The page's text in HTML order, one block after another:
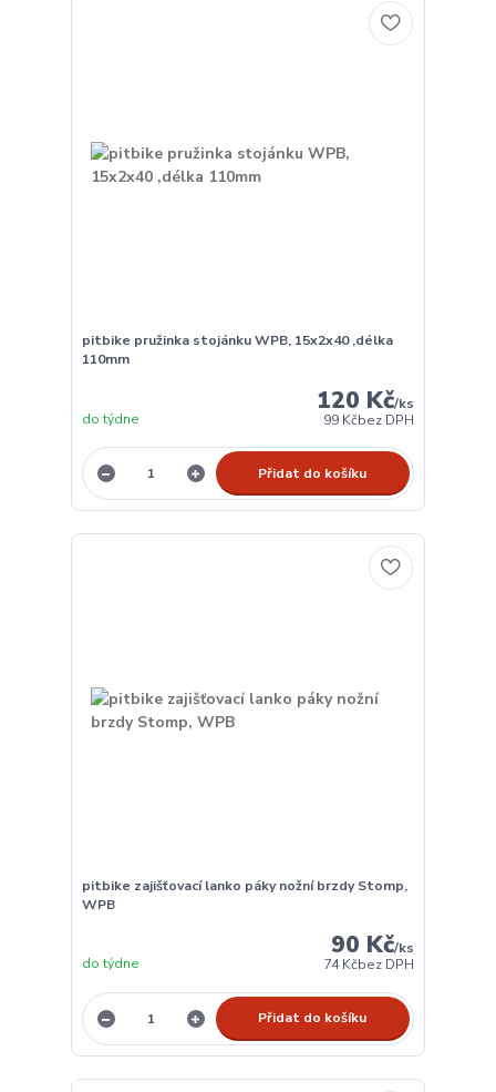
pitbike pružinka stojánku WPB, 15x2x40 ,délka
110mm
120 Kč/ks
99 Kčbez DPH
do týdne
Přidat do košíku
pitbike zajišťovací lanko páky nožní brzdy Stomp,
WPB
90 Kč/ks
74 Kčbez DPH
do týdne
Přidat do košíku